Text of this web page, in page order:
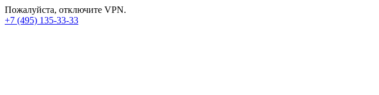
Пожалуйста, отключите VPN.
+7 (495) 135-33-33